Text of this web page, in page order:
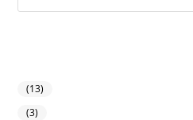
(13)
(3)